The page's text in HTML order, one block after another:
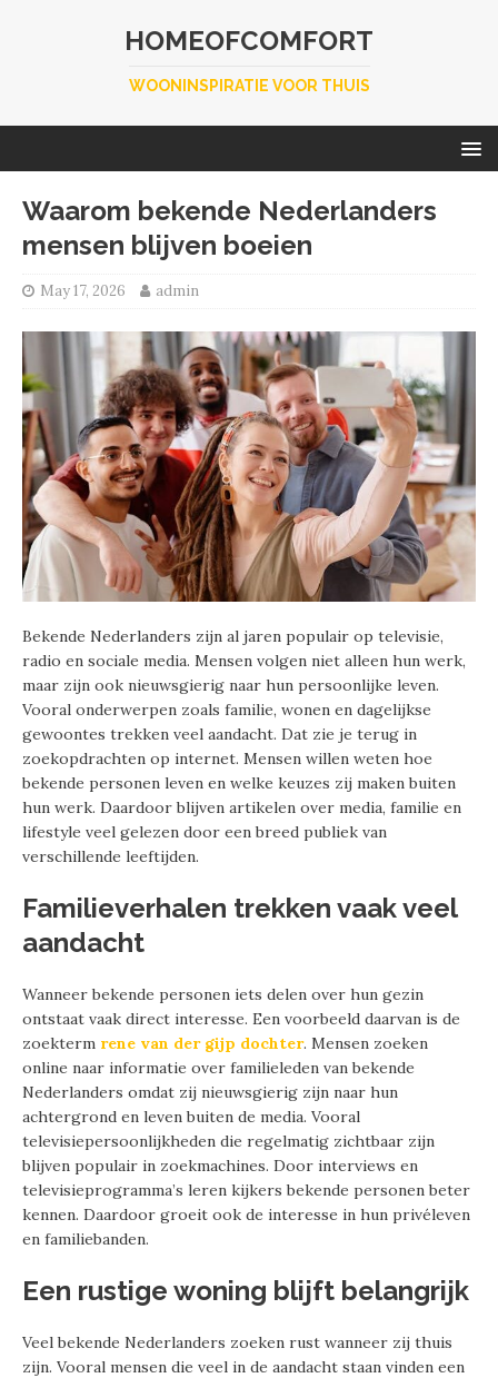
HOMEOFCOMFORT
WOONINSPIRATIE VOOR THUIS
Waarom bekende Nederlanders
mensen blijven boeien
May 17, 2026 admin
Bekende Nederlanders zijn al jaren populair op televisie,
radio en sociale media. Mensen volgen niet alleen hun werk,
maar zijn ook nieuwsgierig naar hun persoonlijke leven.
Vooral onderwerpen zoals familie, wonen en dagelijkse
gewoontes trekken veel aandacht. Dat zie je terug in
zoekopdrachten op internet. Mensen willen weten hoe
bekende personen leven en welke keuzes zij maken buiten
hun werk. Daardoor blijven artikelen over media, familie en
lifestyle veel gelezen door een breed publiek van
verschillende leeftijden.
Familieverhalen trekken vaak veel
aandacht
Wanneer bekende personen iets delen over hun gezin
ontstaat vaak direct interesse. Een voorbeeld daarvan is de
zoekterm rene van der gijp dochter. Mensen zoeken
online naar informatie over familieleden van bekende
Nederlanders omdat zij nieuwsgierig zijn naar hun
achtergrond en leven buiten de media. Vooral
televisiepersoonlijkheden die regelmatig zichtbaar zijn
blijven populair in zoekmachines. Door interviews en
televisieprogramma’s leren kijkers bekende personen beter
kennen. Daardoor groeit ook de interesse in hun privéleven
en familiebanden.
Een rustige woning blijft belangrijk
Veel bekende Nederlanders zoeken rust wanneer zij thuis
zijn. Vooral mensen die veel in de aandacht staan vinden een